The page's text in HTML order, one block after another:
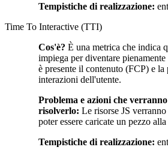
Tempistiche di realizzazione:
Time To Interactive (TTI)
Cos'è? È una metrica che indica
impiega per diventare
è presente il contenuto (FCP) e la
interazioni dell'utente.
Problema e azioni che
risolverlo: Le risorse JS
poter essere caricate un pezzo
Tempistiche di realizzazione: